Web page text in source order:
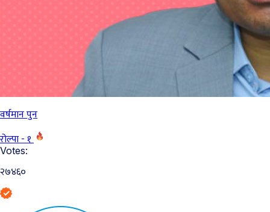
वर्षमान पुन
रोल्पा - १
Votes:
२७४६०